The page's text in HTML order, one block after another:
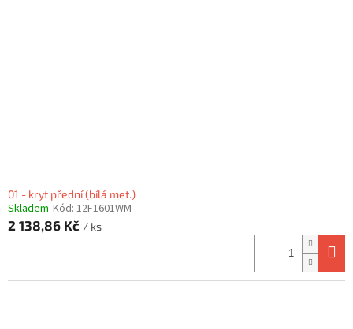
01 - kryt přední (bílá met.)
Skladem Kód: 12F1601WM
2 138,86 Kč / ks